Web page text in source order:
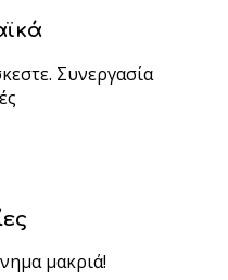
Συνεργασία
μακριά!